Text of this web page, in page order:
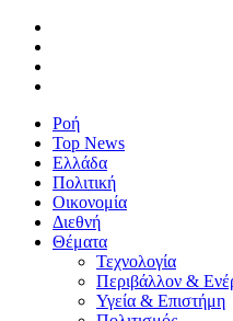
Ροή
Top News
Ελλάδα
Πολιτική
Οικονομία
Διεθνή
Θέματα
Τεχνολογία
Περιβάλλον &
Υγεία & Επιστήμη